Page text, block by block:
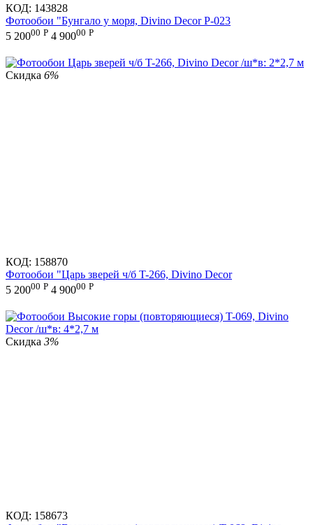
КОД: 143828
Фотообои "Бунгало у моря, Divino Decor P-023
5 20000 Р 4 90000 Р
Скидка 6%
КОД: 158870
Фотообои "Царь зверей ч/б T-266, Divino Decor
5 20000 Р 4 90000 Р
Скидка 3%
КОД: 158673